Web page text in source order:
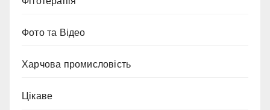
Фото та Відео
Харчова промисловість
Цікаве